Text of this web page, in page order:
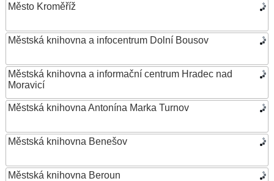
Město Kroměříž
Městská knihovna a infocentrum Dolní Bousov
Městská knihovna a informační centrum Hradec nad
Moravicí
Městská knihovna Antonína Marka Turnov
Městská knihovna Benešov
Městská knihovna Beroun